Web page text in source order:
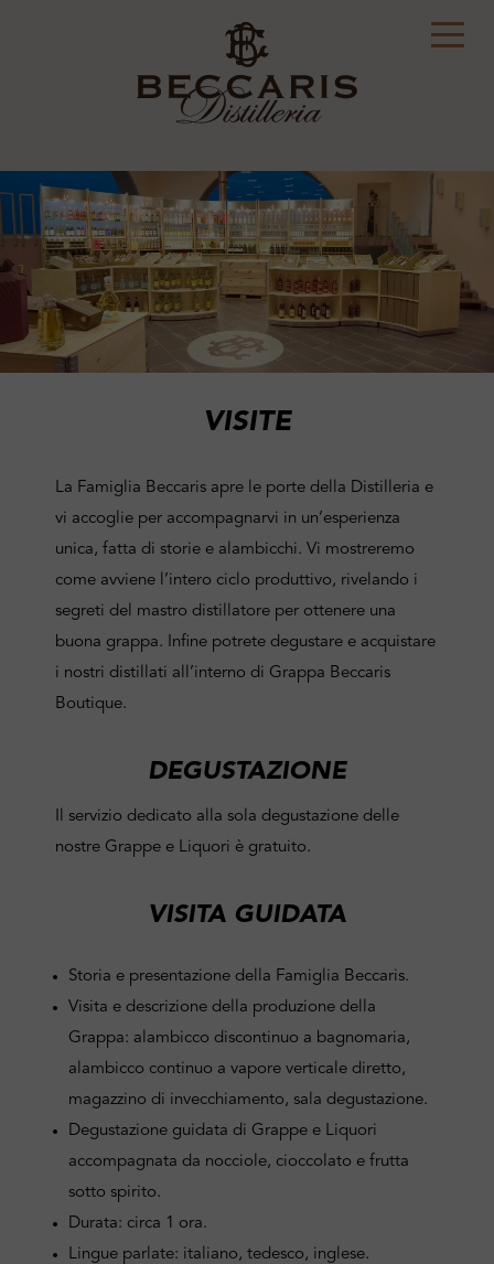
VISITE
La Famiglia Beccaris apre le porte della Distilleria e
vi accoglie per accompagnarvi in un’esperienza
unica, fatta di storie e alambicchi. Vi mostreremo
come avviene l’intero ciclo produttivo, rivelando i
segreti del mastro distillatore per ottenere una
buona grappa. Infine potrete degustare e acquistare
i nostri distillati all’interno di Grappa Beccaris
Boutique.
DEGUSTAZIONE
Il servizio dedicato alla sola degustazione delle
nostre Grappe e Liquori è gratuito.
VISITA GUIDATA
Storia e presentazione della Famiglia Beccaris.
Visita e descrizione della produzione della
Grappa: alambicco discontinuo a bagnomaria,
alambicco continuo a vapore verticale diretto,
magazzino di invecchiamento, sala degustazione.
Degustazione guidata di Grappe e Liquori
accompagnata da nocciole, cioccolato e frutta
sotto spirito.
Durata: circa 1 ora.
Lingue parlate: italiano, tedesco, inglese.